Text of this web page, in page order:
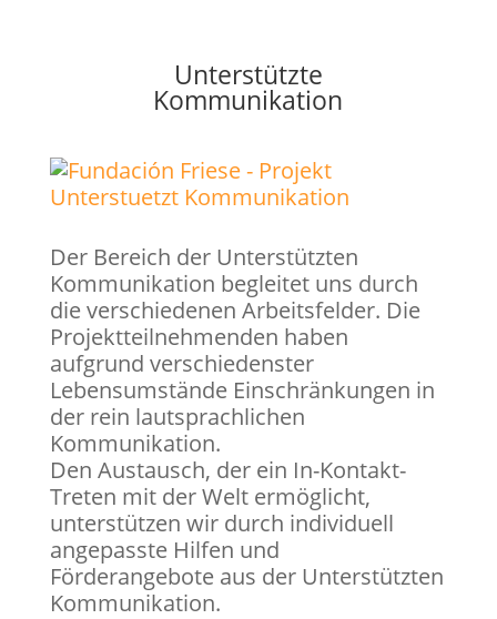
Unterstützte
Kommunikation
Der Bereich der Unterstützten
Kommunikation begleitet uns durch
die verschiedenen Arbeitsfelder. Die
Projektteilnehmenden haben
aufgrund verschiedenster
Lebensumstände Einschränkungen in
der rein lautsprachlichen
Kommunikation.
Den Austausch, der ein In-Kontakt-
Treten mit der Welt ermöglicht,
unterstützen wir durch individuell
angepasste Hilfen und
Förderangebote aus der Unterstützten
Kommunikation.